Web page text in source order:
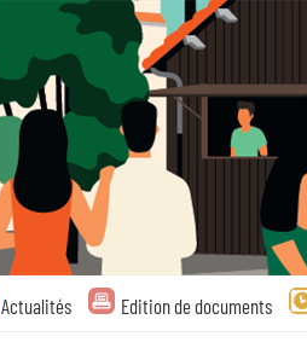
Actualités Edition de documents